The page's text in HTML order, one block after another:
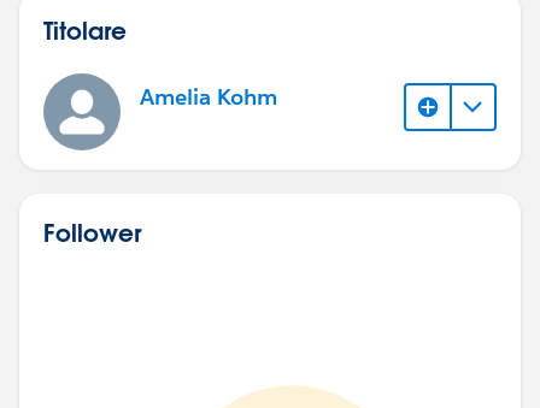
Titolare
Amelia Kohm
Follower